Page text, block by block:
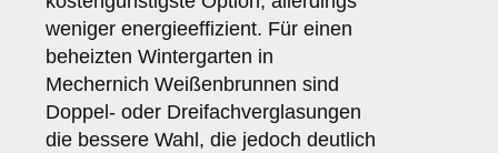
weniger energieeffizient. Für einen
beheizten Wintergarten in
Mechernich Weißenbrunnen sind
Doppel- oder Dreifachverglasungen
die bessere Wahl, die jedoch deutlich